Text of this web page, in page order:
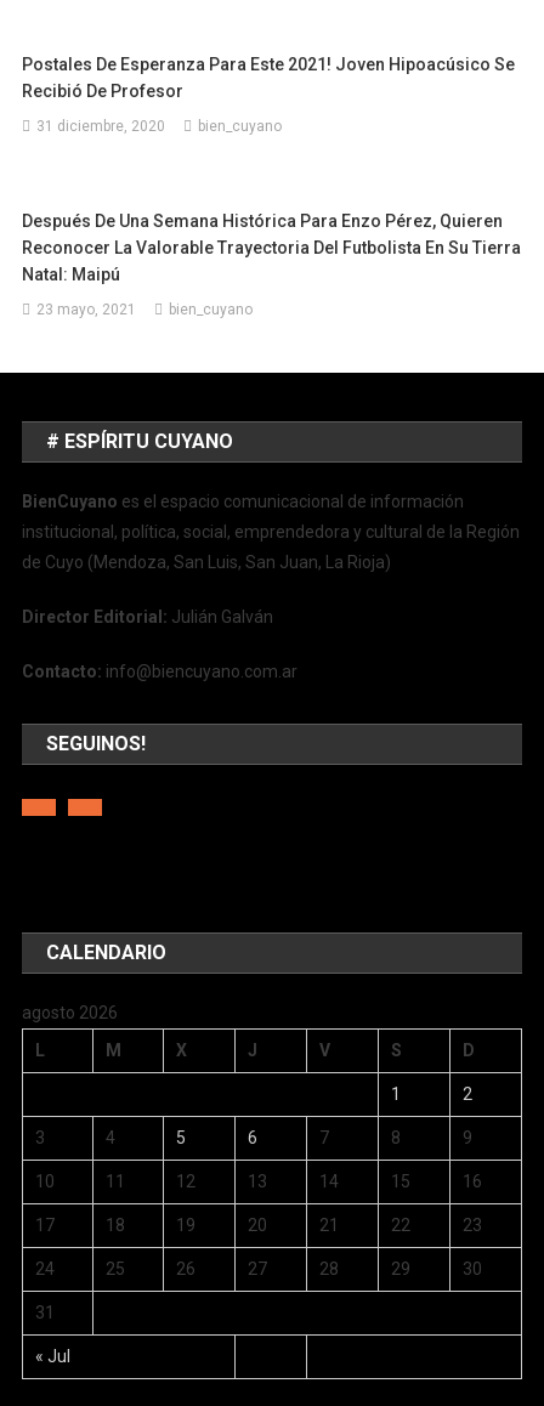
Postales De Esperanza Para Este 2021! Joven Hipoacúsico Se
Recibió De Profesor
31 diciembre, 2020 bien_cuyano
Después De Una Semana Histórica Para Enzo Pérez, Quieren
Reconocer La Valorable Trayectoria Del Futbolista En Su Tierra
Natal: Maipú
23 mayo, 2021 bien_cuyano
# ESPÍRITU CUYANO
BienCuyano es el espacio comunicacional de información
institucional, política, social, emprendedora y cultural de la Región
de Cuyo (Mendoza, San Luis, San Juan, La Rioja)
Director Editorial: Julián Galván
Contacto: info@biencuyano.com.ar
SEGUINOS!
CALENDARIO
agosto 2026
L
M X J V S D
« Jul
1 2
3 4 5 6 7 8 9
10 11 12 13 14 15 16
17 18 19 20 21 22 23
24 25 26 27 28 29 30
31